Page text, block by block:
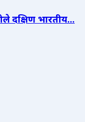
दक्षिण भारतीय...